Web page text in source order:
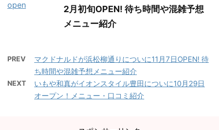
2月初旬OPEN! 待ち時間や混雑予想
メニュー紹介
PREV
マクドナルドが浜松柳通りについに11月7日OPEN! 待
ち時間や混雑予想メニュー紹介
NEXT
いもや和真がイオンスタイル豊田についに10月29日
オープン！メニュー・口コミ紹介